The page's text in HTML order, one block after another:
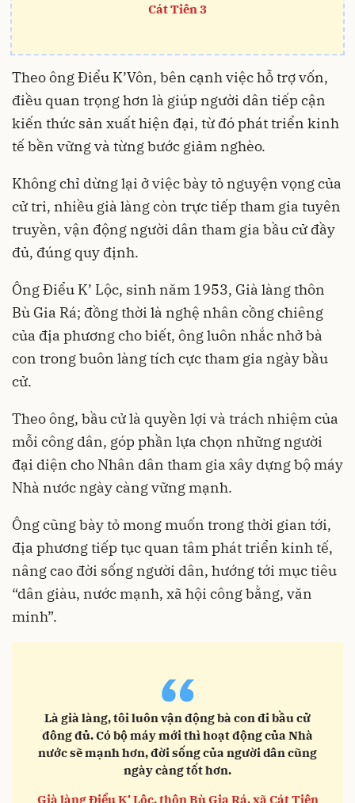
Cát Tiên 3
Theo ông Điểu K’Vôn, bên cạnh việc hỗ trợ vốn,
điều quan trọng hơn là giúp người dân tiếp cận
kiến thức sản xuất hiện đại, từ đó phát triển kinh
tế bền vững và từng bước giảm nghèo.
Không chỉ dừng lại ở việc bày tỏ nguyện vọng của
cử tri, nhiều già làng còn trực tiếp tham gia tuyên
truyền, vận động người dân tham gia bầu cử đầy
đủ, đúng quy định.
Ông Điểu K’ Lộc, sinh năm 1953, Già làng thôn
Bù Gia Rá; đồng thời là nghệ nhân cồng chiêng
của địa phương cho biết, ông luôn nhắc nhở bà
con trong buôn làng tích cực tham gia ngày bầu
cử.
Theo ông, bầu cử là quyền lợi và trách nhiệm của
mỗi công dân, góp phần lựa chọn những người
đại diện cho Nhân dân tham gia xây dựng bộ máy
Nhà nước ngày càng vững mạnh.
Ông cũng bày tỏ mong muốn trong thời gian tới,
địa phương tiếp tục quan tâm phát triển kinh tế,
nâng cao đời sống người dân, hướng tới mục tiêu
“dân giàu, nước mạnh, xã hội công bằng, văn
minh”.
“
Là già làng, tôi luôn vận động bà con đi bầu cử
đông đủ. Có bộ máy mới thì hoạt động của Nhà
nước sẽ mạnh hơn, đời sống của người dân cũng
ngày càng tốt hơn.
Già làng Điểu K’ Lộc, thôn Bù Gia Rá, xã Cát Tiên